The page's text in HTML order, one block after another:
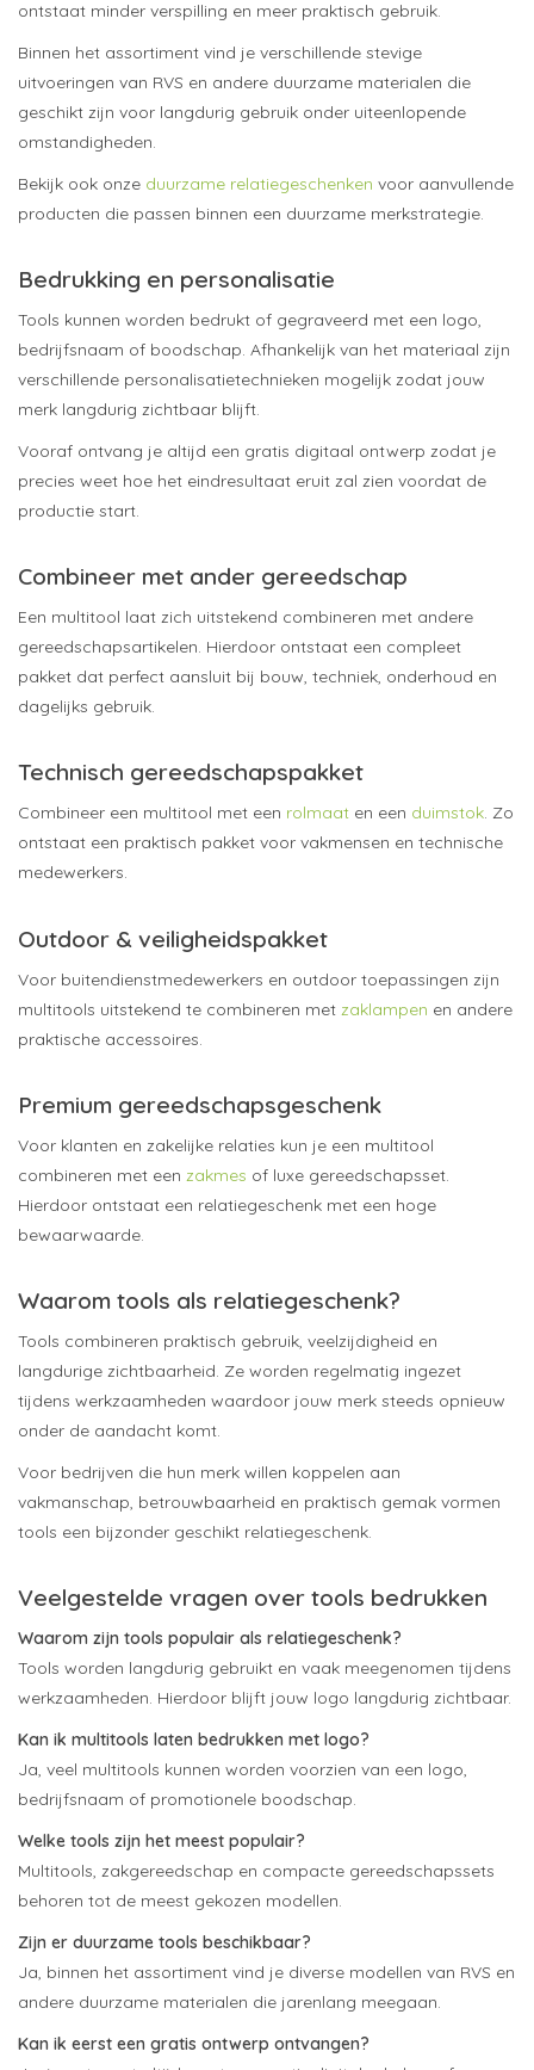
ontstaat minder verspilling en meer praktisch gebruik.
Binnen het assortiment vind je verschillende stevige
uitvoeringen van RVS en andere duurzame materialen die
geschikt zijn voor langdurig gebruik onder uiteenlopende
omstandigheden.
Bekijk ook onze duurzame relatiegeschenken voor aanvullende
producten die passen binnen een duurzame merkstrategie.
Bedrukking en personalisatie
Tools kunnen worden bedrukt of gegraveerd met een logo,
bedrijfsnaam of boodschap. Afhankelijk van het materiaal zijn
verschillende personalisatietechnieken mogelijk zodat jouw
merk langdurig zichtbaar blijft.
Vooraf ontvang je altijd een gratis digitaal ontwerp zodat je
precies weet hoe het eindresultaat eruit zal zien voordat de
productie start.
Combineer met ander gereedschap
Een multitool laat zich uitstekend combineren met andere
gereedschapsartikelen. Hierdoor ontstaat een compleet
pakket dat perfect aansluit bij bouw, techniek, onderhoud en
dagelijks gebruik.
Technisch gereedschapspakket
Combineer een multitool met een rolmaat en een duimstok. Zo
ontstaat een praktisch pakket voor vakmensen en technische
medewerkers.
Outdoor & veiligheidspakket
Voor buitendienstmedewerkers en outdoor toepassingen zijn
multitools uitstekend te combineren met zaklampen en andere
praktische accessoires.
Premium gereedschapsgeschenk
Voor klanten en zakelijke relaties kun je een multitool
combineren met een zakmes of luxe gereedschapsset.
Hierdoor ontstaat een relatiegeschenk met een hoge
bewaarwaarde.
Waarom tools als relatiegeschenk?
Tools combineren praktisch gebruik, veelzijdigheid en
langdurige zichtbaarheid. Ze worden regelmatig ingezet
tijdens werkzaamheden waardoor jouw merk steeds opnieuw
onder de aandacht komt.
Voor bedrijven die hun merk willen koppelen aan
vakmanschap, betrouwbaarheid en praktisch gemak vormen
tools een bijzonder geschikt relatiegeschenk.
Veelgestelde vragen over tools bedrukken
Waarom zijn tools populair als relatiegeschenk?
Tools worden langdurig gebruikt en vaak meegenomen tijdens
werkzaamheden. Hierdoor blijft jouw logo langdurig zichtbaar.
Kan ik multitools laten bedrukken met logo?
Ja, veel multitools kunnen worden voorzien van een logo,
bedrijfsnaam of promotionele boodschap.
Welke tools zijn het meest populair?
Multitools, zakgereedschap en compacte gereedschapssets
behoren tot de meest gekozen modellen.
Zijn er duurzame tools beschikbaar?
Ja, binnen het assortiment vind je diverse modellen van RVS en
andere duurzame materialen die jarenlang meegaan.
Kan ik eerst een gratis ontwerp ontvangen?